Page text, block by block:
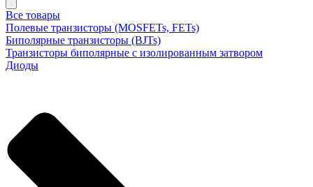
Все товары
Полевые транзисторы (MOSFETs, FETs)
Биполярные транзисторы (BJTs)
Транзисторы биполярные с изолированным затвором
Диоды